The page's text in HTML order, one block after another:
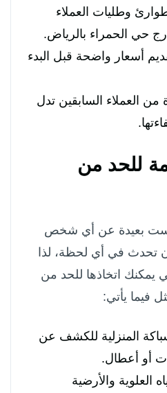
وطليات العملاء
حي الحمراء بالرياض.
أسعار واضحة قبل البدء
من العملاء السابقين تدل
للحد من
بعيدة عن أي شخص
تحدث في أي لحظة، لذا
يمكنك اتخاذها للحد من
فيما يأتي:
المنزلية للكشف عن
أو أعطال.
العلوية والأرضية